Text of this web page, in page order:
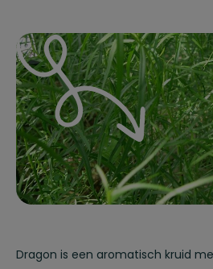
Dragon is een aromatisch kruid